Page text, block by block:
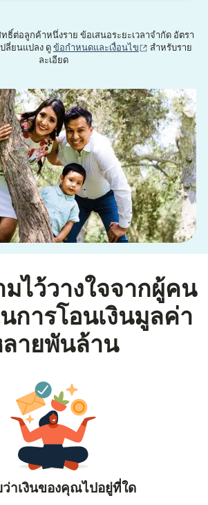
ธิ์ต่อลูกค้าหนึ่งราย ข้อเสนอระยะเวลาจำกัด อัตรา
ลี่ยนแปลง ดู ข้อกำหนดและเงื่อนไข (เปิดในหน้าต่า
สำหรับราย
ละเอียด
ไว้วางใจจากผู้คน
การโอนเงินมูลค่า
ายพันล้าน
าเงินของคุณไปอยู่ที่ใด